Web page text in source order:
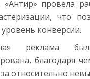
«Антир» провела
что
конверсии.
реклама
благодаря
относительно